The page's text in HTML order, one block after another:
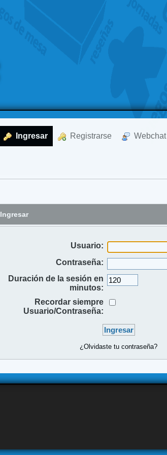
Ingresar Registrarse Webchat
Ingresar
Usuario:
Contraseña:
Duración de la sesión en
minutos:
Recordar siempre
Usuario/Contraseña:
¿Olvidaste tu contraseña?